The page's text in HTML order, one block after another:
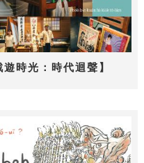
時光：時代迴聲】